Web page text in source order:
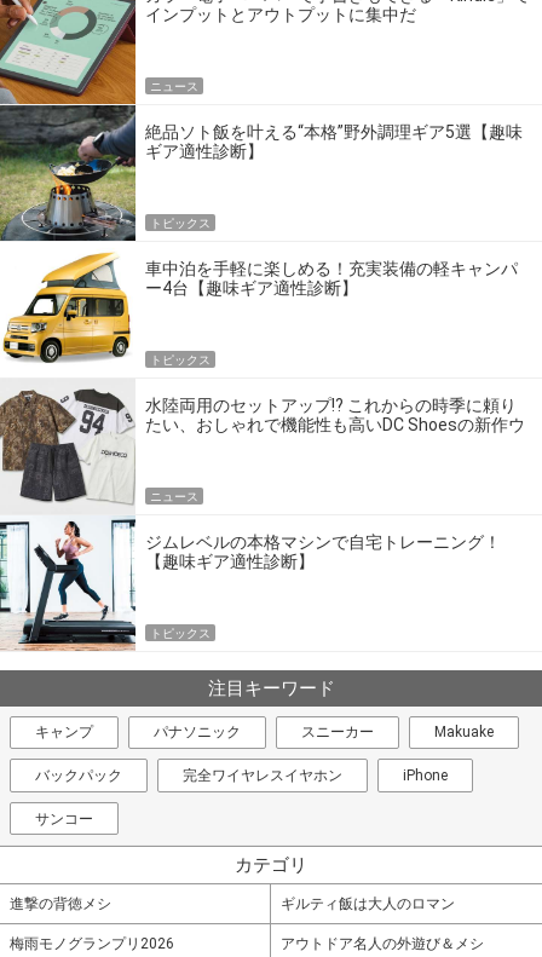
インプットとアウトプットに集中だ
ニュース
絶品ソト飯を叶える“本格”野外調理ギア5選【趣味
ギア適性診断】
トピックス
車中泊を手軽に楽しめる！充実装備の軽キャンパ
ー4台【趣味ギア適性診断】
トピックス
水陸両用のセットアップ!? これからの時季に頼り
たい、おしゃれで機能性も高いDC Shoesの新作ウ
ニュース
ジムレベルの本格マシンで自宅トレーニング！
【趣味ギア適性診断】
トピックス
注目キーワード
キャンプ パナソニック スニーカー Makuake
バックパック 完全ワイヤレスイヤホン iPhone
サンコー
カテゴリ
進撃の背徳メシ ギルティ飯は大人のロマン
梅雨モノグランプリ2026 アウトドア名人の外遊び＆メシ